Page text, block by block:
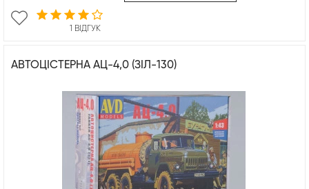
1 ВІДГУК
АВТОЦІСТЕРНА АЦ-4,0 (ЗІЛ-130)